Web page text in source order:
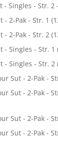
- Singles - Str.
- 2-Pak - Str. 1
- 2-Pak - Str. 2
- Singles - Str. 1
- Singles - Str. 2
Sut - 2-Pak -
Sut - 2-Pak -
Sut - 2-Pak -
Sut - 2-Pak -